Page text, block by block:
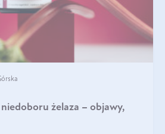
żelaza – objawy,